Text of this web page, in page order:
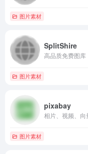
图片素材
SplitShire
高品质免费图
图片素材
pixabay
相片、视频、
图片素材